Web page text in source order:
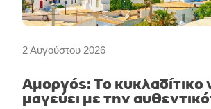
2 Αυγούστου 2026
Αμοργός: Το κυκλαδίτικο
μαγεύει με την